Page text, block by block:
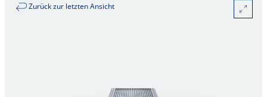
Zurück zur letzten Ansicht